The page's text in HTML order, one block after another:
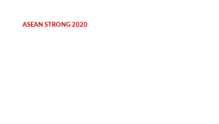
ASEAN STRONG 2020